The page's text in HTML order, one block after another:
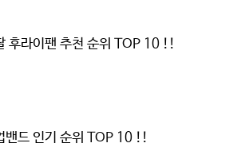
후라이팬 추천 순위 TOP 10 !!
밴드 인기 순위 TOP 10 !!